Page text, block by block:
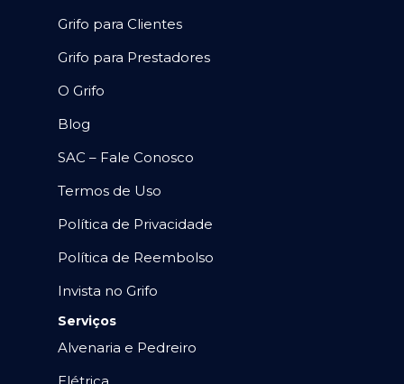
Grifo para Clientes
Grifo para Prestadores
O Grifo
Blog
SAC – Fale Conosco
Termos de Uso
Política de Privacidade
Política de Reembolso
Invista no Grifo
Serviços
Alvenaria e Pedreiro
Elétrica